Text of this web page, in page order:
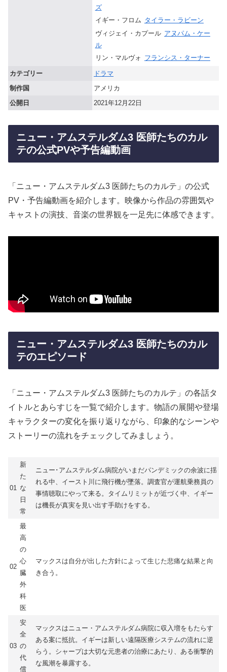
ズ
イギー・フロム タイラー・ラビーン
ヴィジェイ・カプール アヌパム・ケー
ル
リン・マルヴォ フランシス・ターナー
カテゴリー
ドラマ
制作国
アメリカ
公開日
2021年12月22日
ニュー・アムステルダム3 医師たちのカル
テの公式PVや予告編動画
「ニュー・アムステルダム3 医師たちのカルテ」の公式
PV・予告編動画を紹介します。映像から作品の雰囲気や
キャストの演技、音楽の世界観を一足先に体感できます。
ニュー・アムステルダム3 医師たちのカル
テのエピソード
「ニュー・アムステルダム3 医師たちのカルテ」の各話タ
イトルとあらすじを一覧で紹介します。物語の展開や登場
キャラクターの変化を振り返りながら、印象的なシーンや
ストーリーの流れをチェックしてみましょう。
01
新
た
な
日
常
ニュー･アムステルダム病院がいまだパンデミックの余波に揺
れる中、イースト川に飛行機が墜落。調査官が運航乗務員の
事情聴取にやって来る。タイムリミットが近づく中、イギー
は機長が真実を見い出す手助けをする。
02
最
高
の
心
臓
外
科
医
マックスは自分が出した方針によって生じた悲痛な結果と向
き合う。
03
安
全
の
代
償
マックスはニュー・アムステルダム病院に収入増をもたらす
ある案に抵抗。イギーは新しい遠隔医療システムの流れに逆
らう。シャープは大切な元患者の治療にあたり、ある衝撃的
な風潮を暴露する。